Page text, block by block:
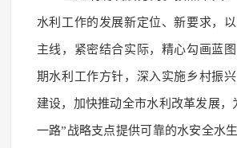
水利工作的发展新定位、新要求，
主线，紧密结合实际，精心勾画蓝
期水利工作方针，深入实施乡村振
建设，加快推动全市水利改革发展，
一路”战略支点提供可靠的水安全水